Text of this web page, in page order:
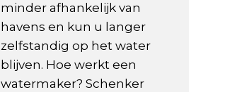
minder afhankelijk van
havens en kun u langer
zelfstandig op het water
blijven. Hoe werkt een
watermaker? Schenker